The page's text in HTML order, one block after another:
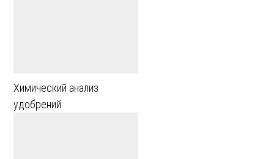
Химический анализ
удобрений